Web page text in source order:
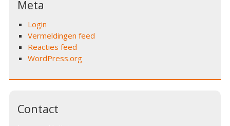
Meta
Login
Vermeldingen feed
Reacties feed
WordPress.org
Contact